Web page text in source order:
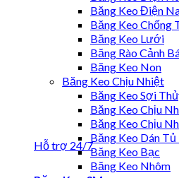
Hỗ trợ 24/7
Băng Keo Điện
Băng Keo Chống
Băng Keo Lưới
Băng Rào Cảnh
Băng Keo Non
Băng Keo Chịu Nhiệt
Băng Keo Sợi
Băng Keo Chịu
Băng Keo Chịu
Băng Keo Dán Tủ
Băng Keo Bạc
Băng Keo Nhôm